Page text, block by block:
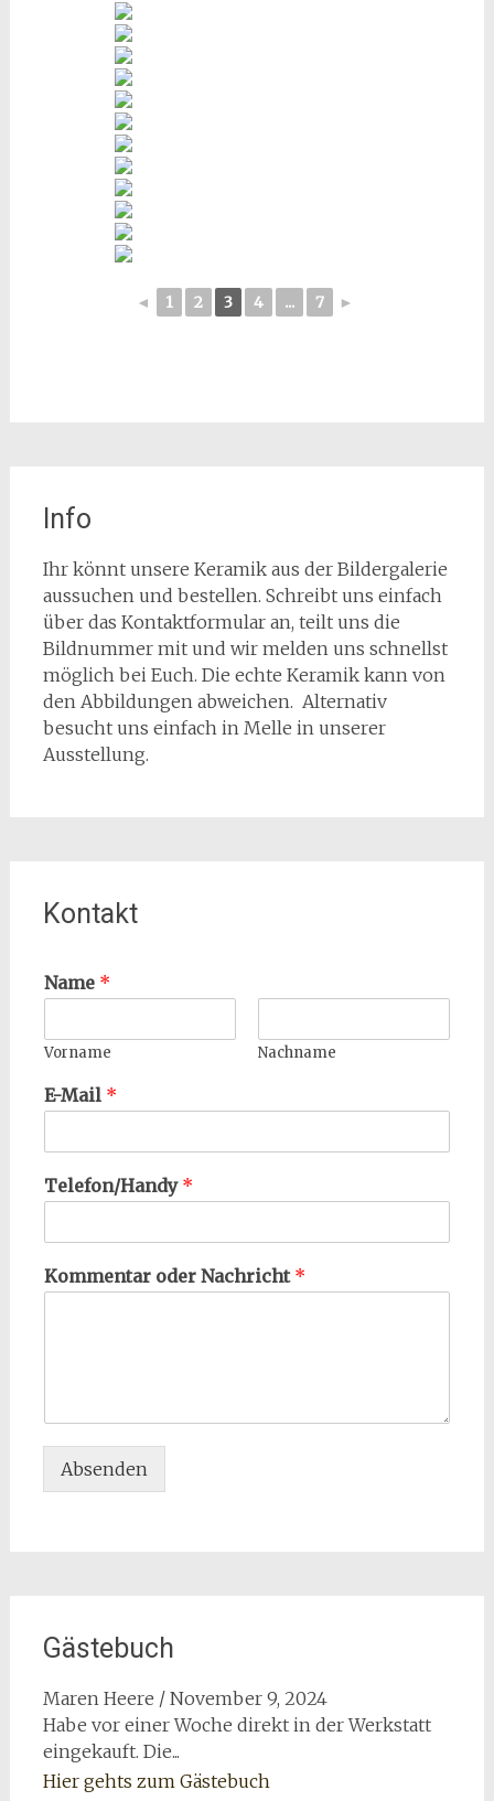
◄ 1 2 3 4 ... 7 ►
Info
Ihr könnt unsere Keramik aus der Bildergalerie
aussuchen und bestellen. Schreibt uns einfach
über das Kontaktformular an, teilt uns die
Bildnummer mit und wir melden uns schnellst
möglich bei Euch. Die echte Keramik kann von
den Abbildungen abweichen. Alternativ
besucht uns einfach in Melle in unserer
Ausstellung.
Kontakt
Name *
Vorname Nachname
E-Mail *
Telefon/Handy *
Kommentar oder Nachricht *
Absenden
Gästebuch
Maren Heere / November 9, 2024
Habe vor einer Woche direkt in der Werkstatt
eingekauft. Die...
Hier gehts zum Gästebuch